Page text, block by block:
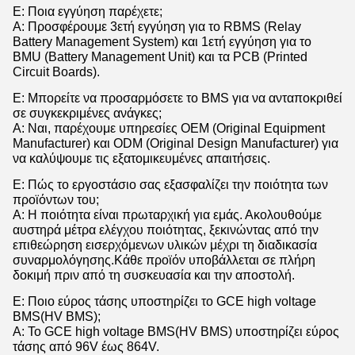
Ε: Ποια εγγύηση παρέχετε;
Α: Προσφέρουμε 3ετή εγγύηση για το RBMS (Relay
Battery Management System) και 1ετή εγγύηση για το
BMU (Battery Management Unit) και τα PCB (Printed
Circuit Boards).
Ε: Μπορείτε να προσαρμόσετε το BMS για να ανταποκριθεί
σε συγκεκριμένες ανάγκες;
Α: Ναι, παρέχουμε υπηρεσίες OEM (Original Equipment
Manufacturer) και ODM (Original Design Manufacturer) για
να καλύψουμε τις εξατομικευμένες απαιτήσεις.
Ε: Πώς το εργοστάσιο σας εξασφαλίζει την ποιότητα των
προϊόντων του;
Α: Η ποιότητα είναι πρωταρχική για εμάς. Ακολουθούμε
αυστηρά μέτρα ελέγχου ποιότητας, ξεκινώντας από την
επιθεώρηση εισερχόμενων υλικών μέχρι τη διαδικασία
συναρμολόγησης.Κάθε προϊόν υποβάλλεται σε πλήρη
δοκιμή πριν από τη συσκευασία και την αποστολή.
Ε: Ποιο εύρος τάσης υποστηρίζει το GCE high voltage
BMS(HV BMS);
Α: Το GCE high voltage BMS(HV BMS) υποστηρίζει εύρος
τάσης από 96V έως 864V.